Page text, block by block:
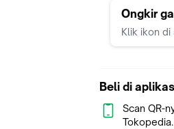
Ongkir
Klik ikon
Beli di
Scan QR-